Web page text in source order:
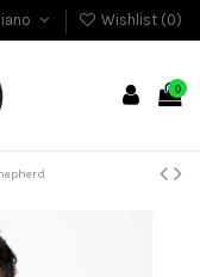
Wishlist (0)
0